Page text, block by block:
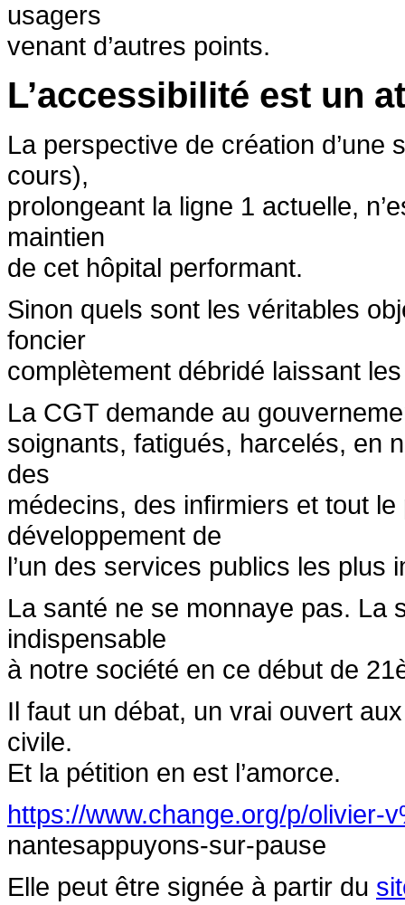
usagers
venant d’autres points.
L’accessibilité est un
La perspective de création
cours),
prolongeant la ligne 1 actuelle,
maintien
de cet hôpital performant.
Sinon quels sont les véritables
foncier
complètement débridé laissant
La CGT demande au
soignants, fatigués, harcelés, en
des
médecins, des infirmiers et tout
développement de
l’un des services publics les plus
La santé ne se monnaye pas. La
indispensable
à notre société en ce début de
Il faut un débat, un vrai ouvert
civile.
Et la pétition en est l’amorce.
https://www.change.org/p/olivier-
nantesappuyons-sur-pause
Elle peut être signée à partir du